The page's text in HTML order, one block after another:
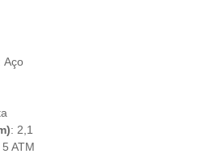
Aço
: 2,1
5 ATM